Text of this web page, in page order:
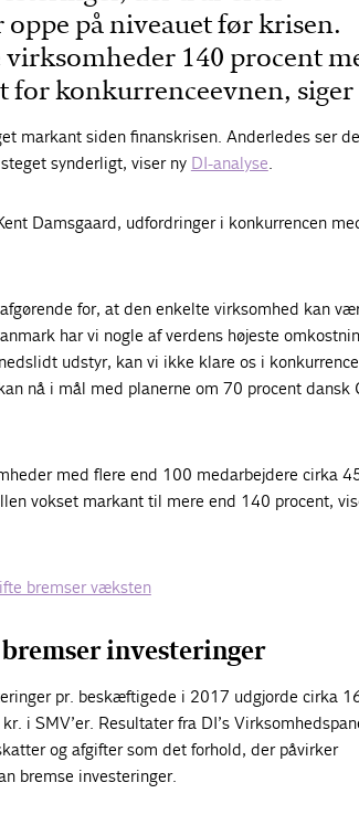
på niveauet før krisen.
140 procent
for konkurrenceevnen,
markant siden finanskrisen. Anderledes ser
synderligt, viser ny DI-analyse.
Damsgaard, udfordringer i konkurrencen
for, at den enkelte virksomhed kan
har vi nogle af verdens højeste
udstyr, kan vi ikke klare os i
nå i mål med planerne om 70 procent dansk
med flere end 100 medarbejdere cirka
vokset markant til mere end 140 procent,
bremser væksten
investeringer
pr. beskæftigede i 2017 udgjorde cirka
i SMV’er. Resultater fra DI’s
og afgifter som det forhold, der påvirker
bremse investeringer.